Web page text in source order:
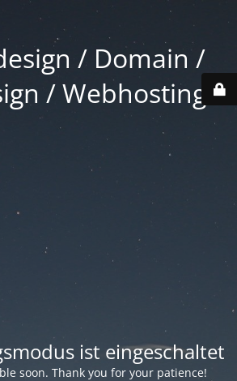
/ Domain /
/ Webhosting
ist eingeschaltet
soon. Thank you for your patience!